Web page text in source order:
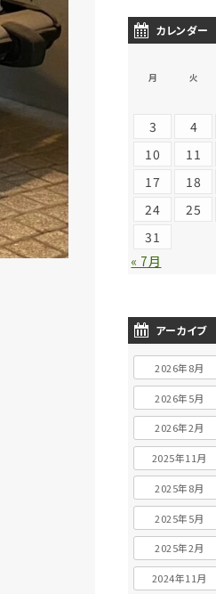
カレンダー
月 火
3
4
10
11
17
18
24
25
31
« 7月
アーカイブ
2026年8月
2026年5月
2026年2月
2025年11月
2025年8月
2025年5月
2025年2月
2024年11月